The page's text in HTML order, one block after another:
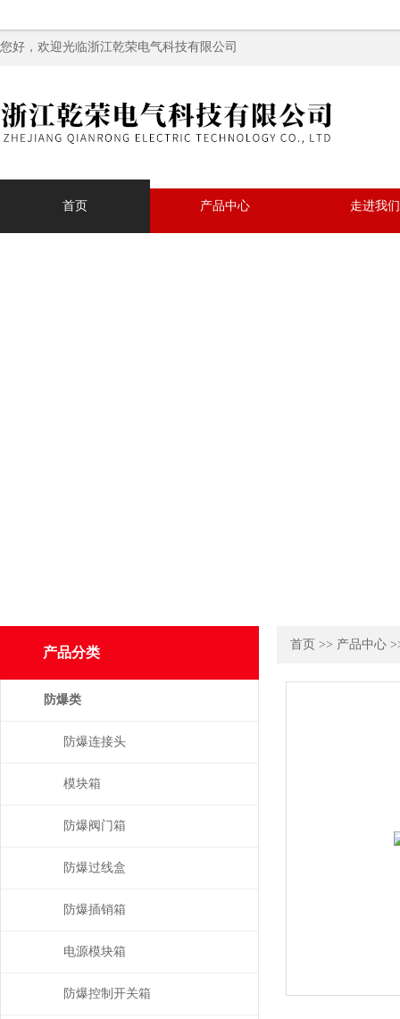
您好，欢迎光临浙江乾荣电气科技有限公司
首页 产品中心 走进我们
首页 >> 产品中心
产品分类
防爆类
防爆连接头
模块箱
防爆阀门箱
防爆过线盒
防爆插销箱
电源模块箱
防爆控制开关箱